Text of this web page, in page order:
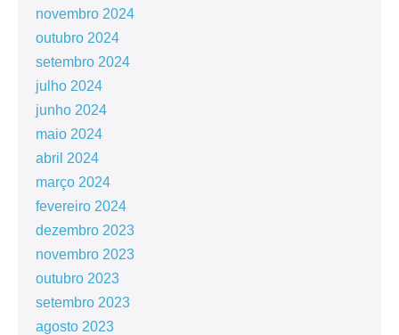
novembro 2024
outubro 2024
setembro 2024
julho 2024
junho 2024
maio 2024
abril 2024
março 2024
fevereiro 2024
dezembro 2023
novembro 2023
outubro 2023
setembro 2023
agosto 2023